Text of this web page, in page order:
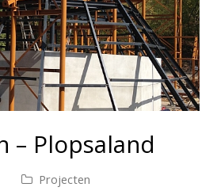
– Plopsaland
Projecten